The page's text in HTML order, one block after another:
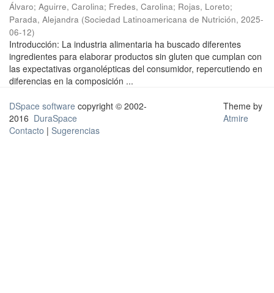
Álvaro; Aguirre, Carolina; Fredes, Carolina; Rojas, Loreto;
Parada, Alejandra (Sociedad Latinoamericana de Nutrición, 2025-
06-12)
Introducción: La industria alimentaria ha buscado diferentes
ingredientes para elaborar productos sin gluten que cumplan con
las expectativas organolépticas del consumidor, repercutiendo en
diferencias en la composición ...
DSpace software copyright © 2002-
2016 DuraSpace
Contacto | Sugerencias
Theme by
Atmire